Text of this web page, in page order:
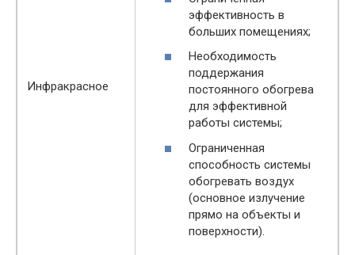
Инфракрасное
эффективность в
больших помещениях;
Необходимость
поддержания
постоянного обогрева
для эффективной
работы системы;
Ограниченная
способность системы
обогревать воздух
(основное излучение
прямо на объекты и
поверхности).